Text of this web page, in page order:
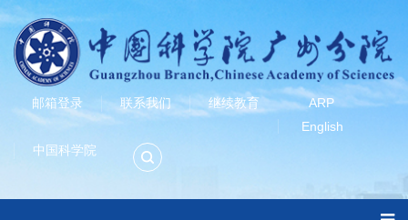
邮箱登录 联系我们 继续教育
ARP
English
中国科学院